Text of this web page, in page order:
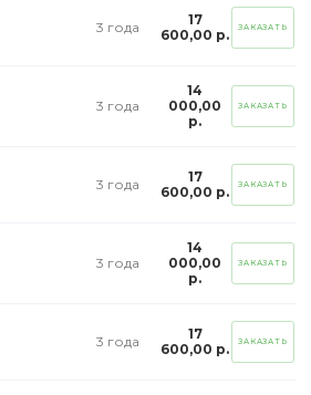
3 года
17
600,00 р.
ЗАКАЗАТЬ
3 года
14
000,00
р.
ЗАКАЗАТЬ
3 года
17
600,00 р.
ЗАКАЗАТЬ
3 года
14
000,00
р.
ЗАКАЗАТЬ
3 года
17
600,00 р.
ЗАКАЗАТЬ